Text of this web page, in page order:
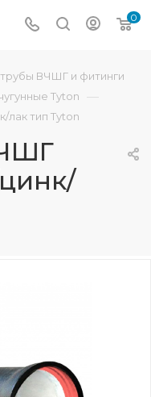
0
ВЧШГ и фитинги
Tyton —
лак тип Tyton